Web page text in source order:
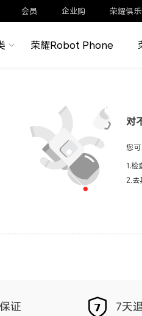
会员 企业购 荣耀俱
荣耀Robot Phone
对
您
1.检
2.去
证 7天